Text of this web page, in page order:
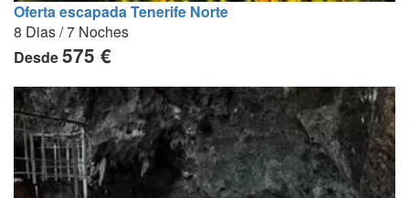
Oferta escapada Tenerife Norte
8 Dias / 7 Noches
Desde575 €